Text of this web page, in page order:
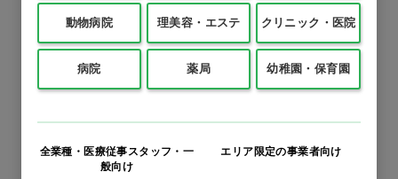
FAXでのご注文
0120-418-167
注文書ダウンロード
動物病院 理美容・エステ クリニック・医院
病院 薬局 幼稚園・保育園
全業種・医療従事スタッフ・一
般向け
エリア限定の事業者向け